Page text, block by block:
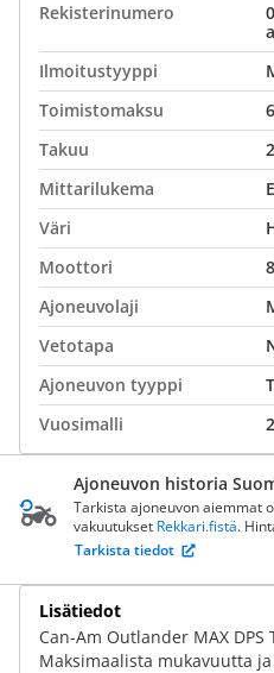
Rekisterinumero
Ilmoitustyyppi
Toimistomaksu
Takuu
Mittarilukema
Väri
Moottori
Ajoneuvolaji
Vetotapa
Ajoneuvon tyyppi
Vuosimalli
Ajoneuvon historia
Tarkista ajoneuvon aiemmat
vakuutukset Rekkari.fistä.
Tarkista tiedot
Lisätiedot
Can-Am Outlander MAX DPS
Maksimaalista mukavuutta